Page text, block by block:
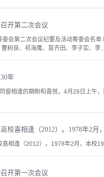
开第二次会议
会第二次会议纪要及活动筹委会名
树良、祁海鹰、苗齐田、李子实、李...
年
窗相逢的期盼和喜悦，4月28日上午
相逢（2012）。1978年2月，本校
开第一次会议